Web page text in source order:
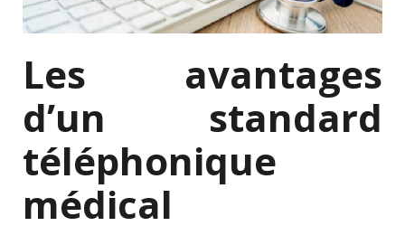
Les avantages
d’un standard
téléphonique
médical